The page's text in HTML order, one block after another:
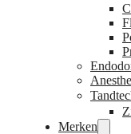
Merken